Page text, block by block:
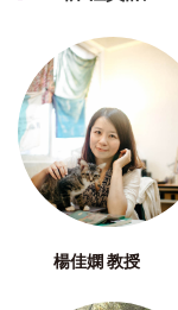
楊佳嫻 教授